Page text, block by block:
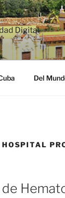
Museo del
Del
HOSPITAL